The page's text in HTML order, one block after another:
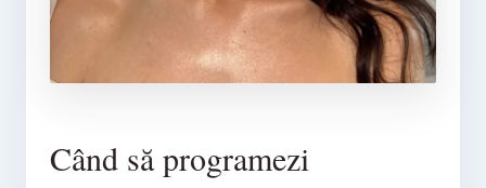
Când să programezi